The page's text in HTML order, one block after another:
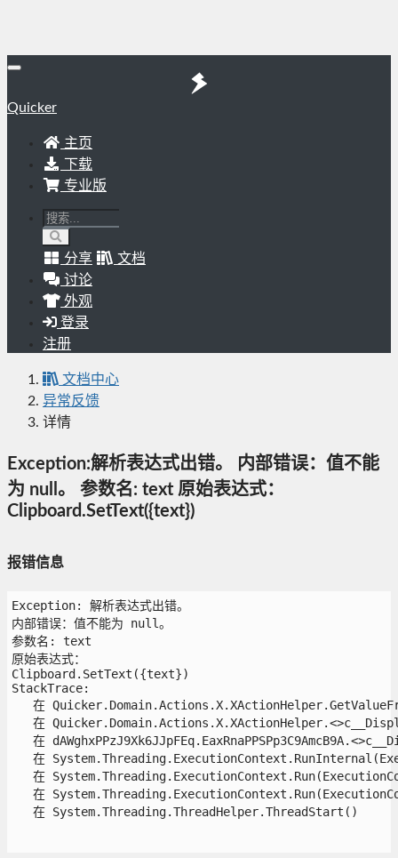
Quicker
主页
下载
专业版
分享
文档
讨论
外观
登录
注册
文档中心
异常反馈
详情
Exception:解析表达式出错。 内部错误：值不能
为 null。 参数名: text 原始表达式：
Clipboard.SetText({text})
报错信息
Exception: 解析表达式出错。
内部错误：值不能为 null。
参数名: text
原始表达式：
Clipboard.SetText({text})
StackTrace:
在
在
在
在
在
在
   在 System.Threading.ThreadHelper.ThreadStart()